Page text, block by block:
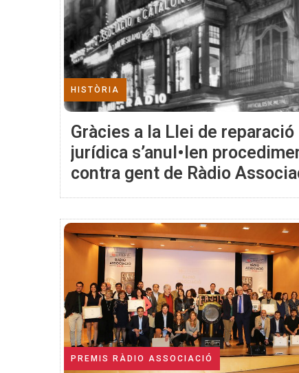
HISTÒRIA
Gràcies a la Llei de reparació
jurídica s’anul•len
contra gent de Ràdio
PREMIS RÀDIO ASSOCIACIÓ